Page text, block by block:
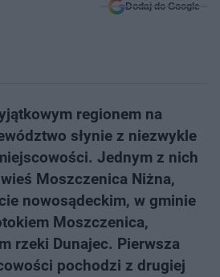
Dodaj do Google
regionem na
słynie z niezwykle
Jednym z nich
Moszczenica Niżna,
nowosądeckim, w gminie
Moszczenica,
rzeki Dunajec. Pierwsza
pochodzi z drugiej